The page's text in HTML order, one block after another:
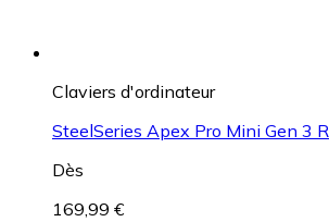
Claviers d'ordinateur
SteelSeries Apex Pro Mini Gen 3
Dès
169,99 €